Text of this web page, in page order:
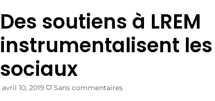
Des soutiens à LREM
instrumentalisent
sociaux
avril 10, 2019 Sans commentaires